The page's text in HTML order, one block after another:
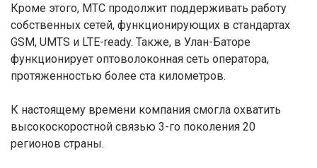
Кроме этого, МТС продолжит поддерживать работу
собственных сетей, функционирующих в стандартах
GSM, UMTS и LTE-ready. Также, в Улан-Баторе
функционирует оптоволоконная сеть оператора,
протяженностью более ста километров.
К настоящему времени компания смогла охватить
высокоскоростной связью 3-го поколения 20
регионов страны.